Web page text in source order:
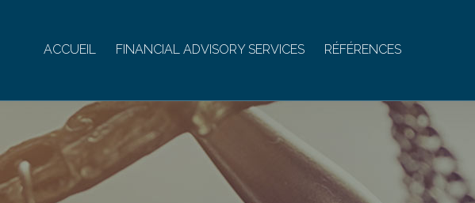
ACCUEIL FINANCIAL ADVISORY SERVICES RÉFÉRENCES